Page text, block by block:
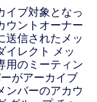
イブ対象となっ
ウントオーナー
送信されたメッ
イレクト メッ
用のミーティン
がアーカイブ
ンバーのアカウ